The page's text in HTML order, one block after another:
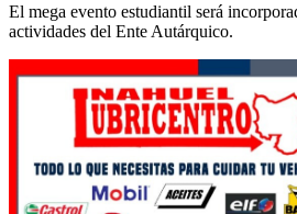
El mega evento estudiantil será
actividades del Ente Autárquico.